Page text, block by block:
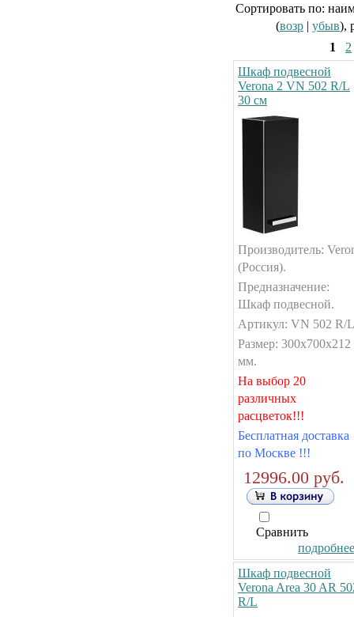
Сортировать по:
(возр | убыв),
1
2
Шкаф подвесной
Verona 2 VN 502 R/L
30 см
Производитель:
(Россия).
Предназначение:
Шкаф подвесной.
Артикул: VN 502 R/
Размер: 300x700x212
мм.
На выбор 20
различных
расцветок!!!
Бесплатная доставка
по Москве !!!
12996.00 руб.
Сравнить
Шкаф подвесной
Verona Area 30 AR
R/L